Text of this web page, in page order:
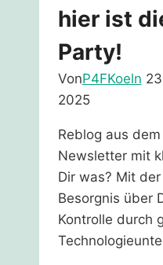
hier ist
Party!
VonP4FKoeln
2025
Reblog aus
Newsletter mit
Dir was? Mit
Besorgnis über
Kontrolle durch